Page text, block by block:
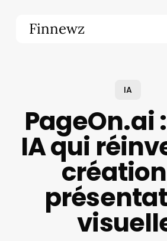
Finnewz
IA
PageOn.ai
IA qui